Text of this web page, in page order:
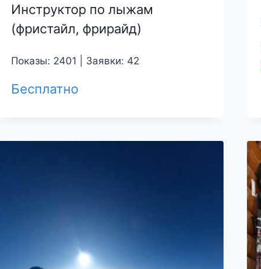
Инструктор по лыжам
(фристайл, фрирайд)
Показы: 2401 | Заявки: 42
Бесплатно